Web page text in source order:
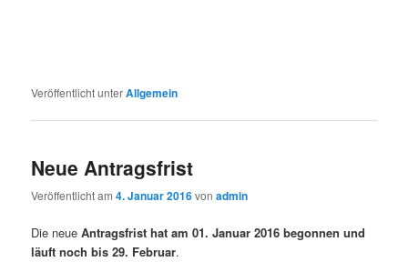
Veröffentlicht unterAllgemein
Neue Antragsfrist
Veröffentlicht am4. Januar 2016vonadmin
Die neue Antragsfrist hat am 01. Januar 2016 begonnen und
läuft noch bis 29. Februar.